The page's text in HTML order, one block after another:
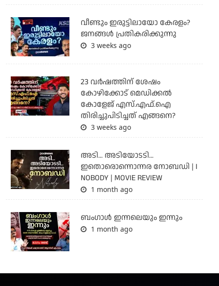
വീണ്ടും ഇരുട്ടിലായോ കേരളം?
ജനങ്ങൾ പ്രതികരിക്കുന്നു
3 weeks ago
23 വർഷത്തിന് ശേഷം
കോഴിക്കോട് മെഡിക്കൽ
കോളേജ് എസ്.എഫ്.ഐ
തിരിച്ചുപിടിച്ചത് എങ്ങനെ?
3 weeks ago
അടി... അടിയോടടി...
ഇതൊരൊന്നൊന്നര നോബഡി | I
NOBODY | MOVIE REVIEW
1 month ago
ബംഗാള്‍ ഇന്നലെയും ഇന്നും
1 month ago